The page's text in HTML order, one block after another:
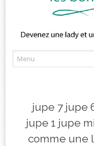
jupe 7 jupe
jupe 1 jupe
comme une